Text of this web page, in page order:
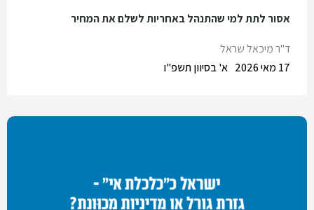
אסור לתת למי שהתנהל באחריות לשלם את המחיר
ד"ר מיכאל שראל
א' בסיוון תשפ"ו
17 מאי 2026